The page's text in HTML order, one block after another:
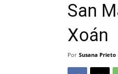
San
Xoán
Por Susana Prieto